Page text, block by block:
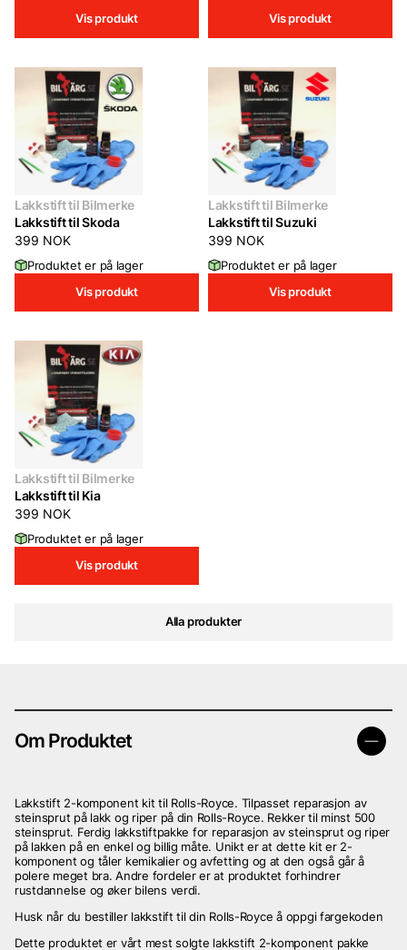
Alla produkter
Vis produkt
Vis produkt
Lakkstift til Bilmerke
Lakkstift til Skoda
399 NOK
Produktet er på lager
Vis produkt
Lakkstift til Bilmerke
Lakkstift til Suzuki
399 NOK
Produktet er på lager
Vis produkt
Lakkstift til Bilmerke
Lakkstift til Kia
399 NOK
Produktet er på lager
Vis produkt
Om Produktet
Lakkstift 2-komponent kit til Rolls-Royce. Tilpasset reparasjon av
steinsprut på lakk og riper på din Rolls-Royce. Rekker til minst 500
steinsprut. Ferdig lakkstiftpakke for reparasjon av steinsprut og riper
på lakken på en enkel og billig måte. Unikt er at dette kit er 2-
komponent og tåler kemikalier og avfetting og at den også går å
polere meget bra. Andre fordeler er at produktet forhindrer
rustdannelse og øker bilens verdi.
Husk når du bestiller lakkstift til din Rolls-Royce å oppgi fargekoden
Dette produktet er vårt mest solgte lakkstift 2-komponent pakke